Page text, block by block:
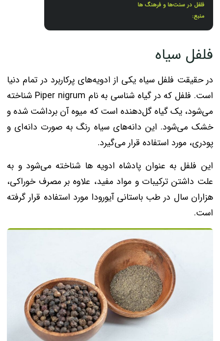
فلفل در سنت‌ها و فرهنگ ‌ها
منبع:
فلفل سیاه
در حقیقت فلفل سیاه یکی از ادویه‌های پرکاربرد در تمام دنیا
است. فلفل که در گیاه‌ شناسی به نام Piper nigrum شناخته
می‌شود، یک گیاه گل‌دهنده است که میوه آن برداشت شده و
خشک می‌شود. این دانه‌های سیاه ‌رنگ به صورت دانه‌ای و
پودری، مورد استفاده قرار می‌گیرد.
این فلفل به عنوان پادشاه ادویه‌ ها شناخته می‌شود و به
علت داشتن ترکیبات و مواد مفید، علاوه بر مصرف خوراکی،
هزاران سال در طب باستانی آیورودا مورد استفاده قرار گرفته
است.